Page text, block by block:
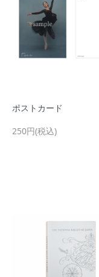
ポストカード
250円(税込)